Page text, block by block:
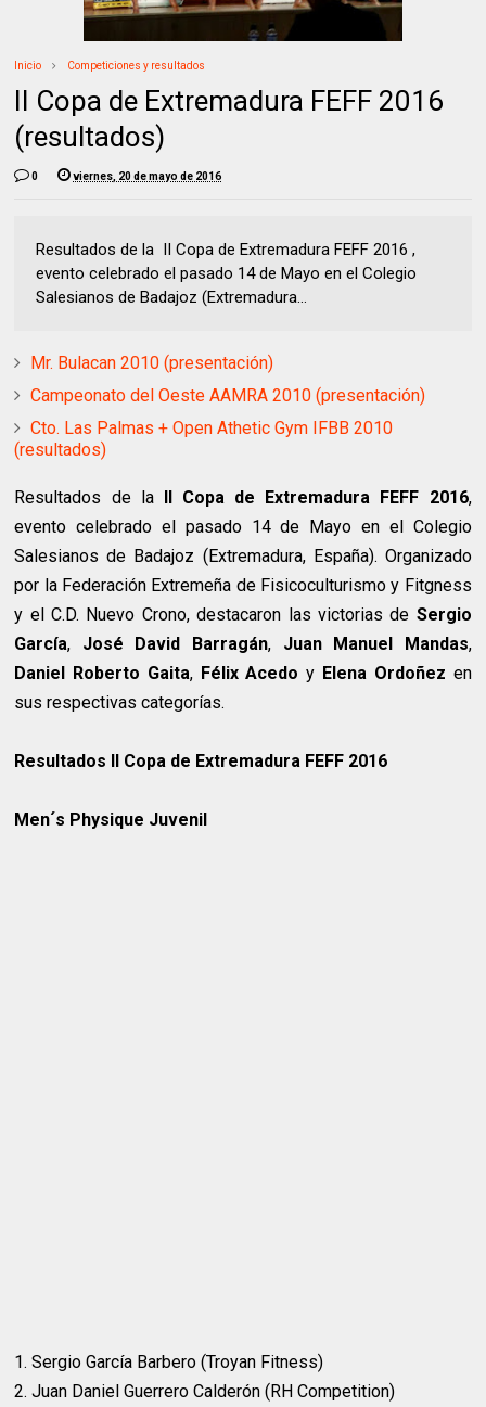
Inicio Competiciones y resultados
II Copa de Extremadura FEFF 2016
(resultados)
0 viernes, 20 de mayo de 2016
Resultados de la II Copa de Extremadura FEFF 2016 ,
evento celebrado el pasado 14 de Mayo en el Colegio
Salesianos de Badajoz (Extremadura...
Mr. Bulacan 2010 (presentación)
Campeonato del Oeste AAMRA 2010 (presentación)
Cto. Las Palmas + Open Athetic Gym IFBB 2010
(resultados)
Resultados de la II Copa de Extremadura FEFF 2016,
evento celebrado el pasado 14 de Mayo en el Colegio
Salesianos de Badajoz (Extremadura, España). Organizado
por la Federación Extremeña de Fisicoculturismo y Fitgness
y el C.D. Nuevo Crono, destacaron las victorias de Sergio
García, José David Barragán, Juan Manuel Mandas,
Daniel Roberto Gaita, Félix Acedo y Elena Ordoñez en
sus respectivas categorías.
Resultados II Copa de Extremadura FEFF 2016
Men´s Physique Juvenil
1. Sergio García Barbero (Troyan Fitness)
2. Juan Daniel Guerrero Calderón (RH Competition)